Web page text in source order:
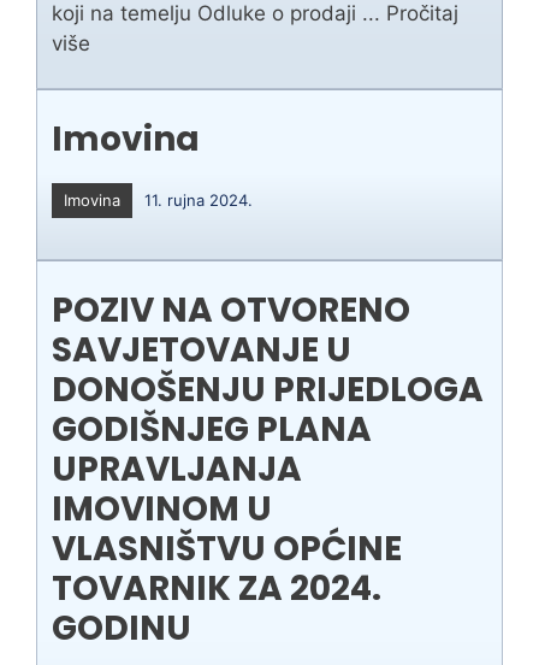
koji na temelju Odluke o prodaji ... Pročitaj
više
Imovina
Imovina 11. rujna 2024.
POZIV NA OTVORENO
SAVJETOVANJE U
DONOŠENJU PRIJEDLOGA
GODIŠNJEG PLANA
UPRAVLJANJA
IMOVINOM U
VLASNIŠTVU OPĆINE
TOVARNIK ZA 2024.
GODINU